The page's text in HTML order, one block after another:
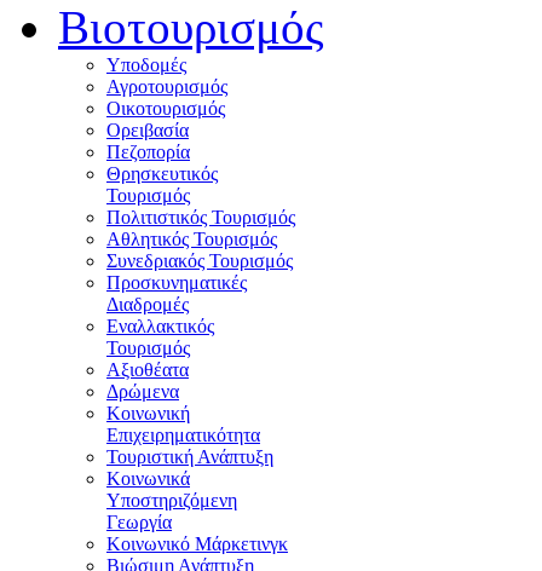
Βιοτουρισμός
Υποδομές
Αγροτουρισμός
Οικοτουρισμός
Ορειβασία
Πεζοπορία
Θρησκευτικός
Τουρισμός
Πολιτιστικός Τουρισμός
Αθλητικός Τουρισμός
Συνεδριακός Τουρισμός
Προσκυνηματικές
Διαδρομές
Εναλλακτικός
Τουρισμός
Αξιοθέατα
Δρώμενα
Κοινωνική
Επιχειρηματικότητα
Τουριστική Ανάπτυξη
Κοινωνικά
Υποστηριζόμενη
Γεωργία
Κοινωνικό Μάρκετινγκ
Βιώσιμη Ανάπτυξη